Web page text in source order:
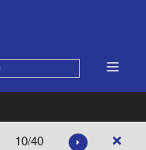
10/40